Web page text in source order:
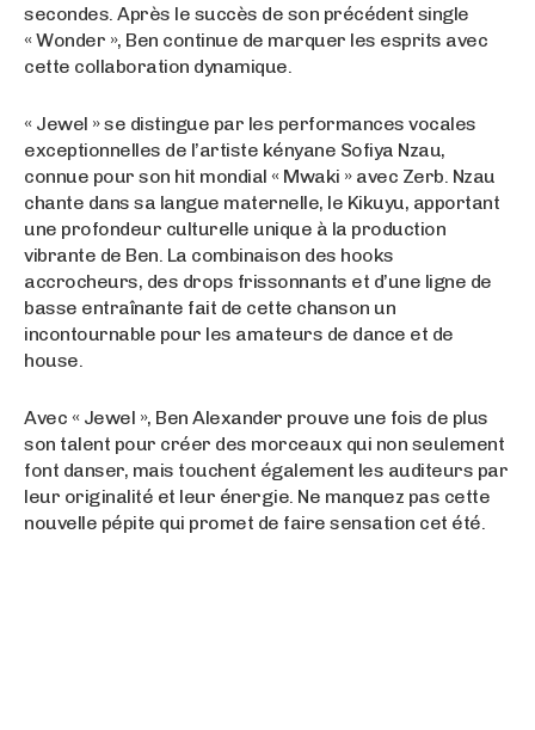
secondes. Après le succès de son précédent single
« Wonder », Ben continue de marquer les esprits avec
cette collaboration dynamique.
« Jewel » se distingue par les performances vocales
exceptionnelles de l’artiste kényane Sofiya Nzau,
connue pour son hit mondial « Mwaki » avec Zerb. Nzau
chante dans sa langue maternelle, le Kikuyu, apportant
une profondeur culturelle unique à la production
vibrante de Ben. La combinaison des hooks
accrocheurs, des drops frissonnants et d’une ligne de
basse entraînante fait de cette chanson un
incontournable pour les amateurs de dance et de
house.
Avec « Jewel », Ben Alexander prouve une fois de plus
son talent pour créer des morceaux qui non seulement
font danser, mais touchent également les auditeurs par
leur originalité et leur énergie. Ne manquez pas cette
nouvelle pépite qui promet de faire sensation cet été.